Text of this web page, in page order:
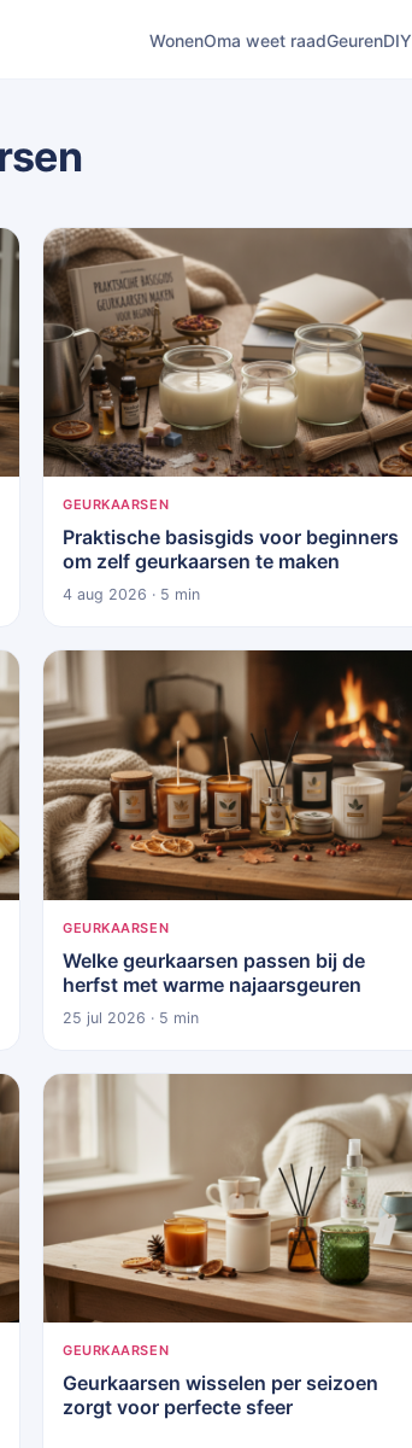
WonenOma weet raadGeurenDIY
GEURKAARSEN
Praktische basisgids voor beginners
om zelf geurkaarsen te maken
4 aug 2026 · 5 min
GEURKAARSEN
Welke geurkaarsen passen bij de
herfst met warme najaarsgeuren
25 jul 2026 · 5 min
GEURKAARSEN
Geurkaarsen wisselen per seizoen
zorgt voor perfecte sfeer